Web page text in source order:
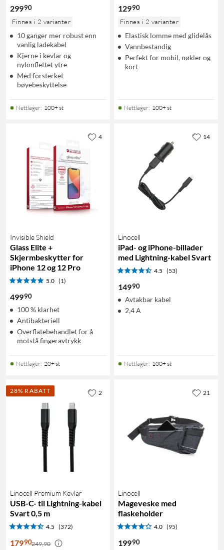
29990
Finnes i 2 varianter
10 ganger mer robust enn
vanlig ladekabel
Kjerne i kevlar og
nylonflettet ytre
Med forsterket
bøyebeskyttelse
Nettlager: 100+ st
12990
Finnes i 2 varianter
Elastisk lomme med glidelås
Vannbestandig
Perfekt for mobil, nøkler og
kort
Nettlager: 100+ st
Invisible Shield
Glass Elite +
Skjermbeskytter for
iPhone 12 og 12 Pro
5.0 (1)
49990
100 % klarhet
Antibakteriell
Overflatebehandlet for å
motstå fingeravtrykk
Nettlager: 20+ st
4
Linocell
iPad- og iPhone-billader
med Lightning-kabel Svart
4.5 (53)
14990
Avtakbar kabel
2,4 A
Nettlager: 100+ st
14
28% RABATT
Linocell Premium Kevlar
USB-C- til Lightning-kabel
Svart 0,5 m
4.5 (372)
17990249,90
2
Linocell
Mageveske med
flaskeholder
4.0 (95)
19990
21